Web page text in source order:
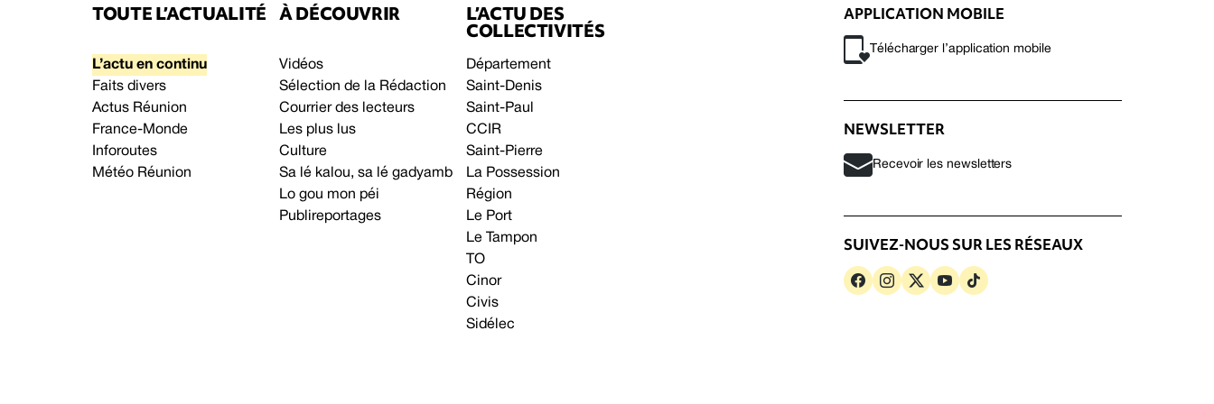
TOUTE L’ACTUALITÉ
L’actu en continu
Faits divers
Actus Réunion
France-Monde
Inforoutes
Météo Réunion
À DÉCOUVRIR
Vidéos
Sélection de la Rédaction
Courrier des lecteurs
Les plus lus
Culture
Sa lé kalou, sa lé gadyamb
Lo gou mon péi
Publireportages
L’ACTU DES
COLLECTIVITÉS
Département
Saint-Denis
Saint-Paul
CCIR
Saint-Pierre
La Possession
Région
Le Port
Le Tampon
TO
Cinor
Civis
Sidélec
APPLICATION MOBILE
Télécharger l’application mobile
NEWSLETTER
Recevoir les newsletters
SUIVEZ-NOUS SUR LES RÉSEAUX